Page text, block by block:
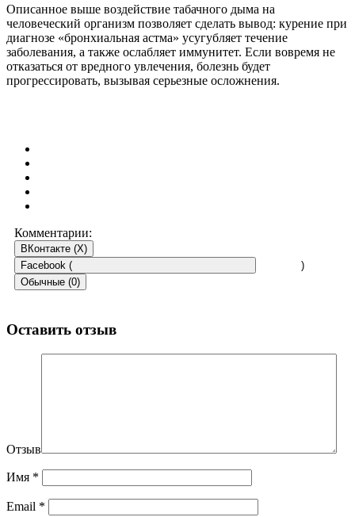
Описанное выше воздействие табачного дыма на
человеческий организм позволяет сделать вывод: курение при
диагнозе «бронхиальная астма» усугубляет течение
заболевания, а также ослабляет иммунитет. Если вовремя не
отказаться от вредного увлечения, болезнь будет
прогрессировать, вызывая серьезные осложнения.
Комментарии:
ВКонтакте (X)
Facebook (
)
Обычные (0)
Оставить отзыв
Отзыв
Имя *
Email *